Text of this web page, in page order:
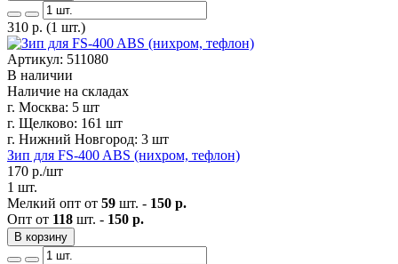
310 р. (1 шт.)
Артикул: 511080
В наличии
Наличие на складах
г. Москва: 5 шт
г. Щелково: 161 шт
г. Нижний Новгород: 3 шт
Зип для FS-400 ABS (нихром, тефлон)
170 р./шт
1 шт.
Мелкий опт от 59 шт. - 150 р.
Опт от 118 шт. - 150 р.
В корзину